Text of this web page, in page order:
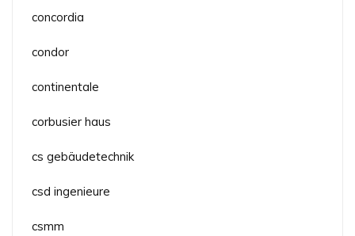
concordia
condor
continentale
corbusier haus
cs gebäudetechnik
csd ingenieure
csmm